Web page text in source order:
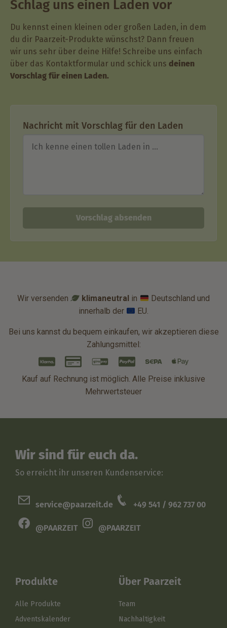
Schlag uns einen Laden vor
Du kennst einen kleinen oder großen Laden, in dem
du dir Paarzeit-Produkte wünschst? Dann freuen
wir uns sehr über deine Hilfe! Schreibe uns einfach
über das Kontaktformular und schick uns deinen
Vorschlag für einen Laden.
Nachricht mit Vorschlag für den Laden
Vorschlag absenden
Wir versenden klimaneutral in
Deutschland und
innerhalb der
EU.
Bei uns kannst du bequem einkaufen, wir akzeptieren diese
Zahlungsmittel:
Kauf auf Rechnung ist möglich. Alle Preise inklusive
Mehrwertsteuer
Wir sind für euch da.
So erreicht ihr unseren Kundenservice:
service@paarzeit.de +49 541 / 962 737 00
@PAARZEIT @PAARZEIT
Produkte
Alle Produkte
Adventskalender
Über Paarzeit
Team
Nachhaltigkeit